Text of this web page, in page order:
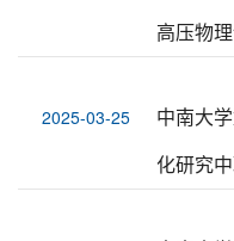
高压物
2025-03-25
中南大
化研究